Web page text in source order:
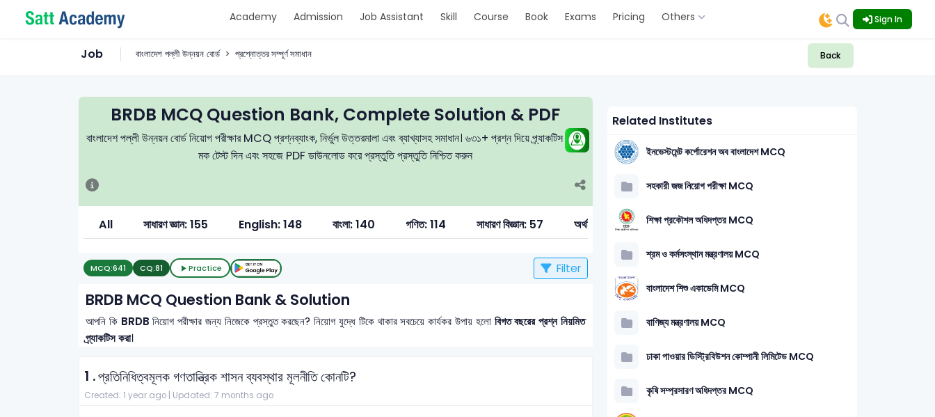
Academy Admission Job Assistant Skill Course Book Exams Pricing Others Sign In
Job বাংলাদেশ পল্লী উন্নয়ন বোর্ড প্রশ্নোত্তর সম্পূর্ণ সমাধান Back
BRDB MCQ Question Bank, Complete Solution & PDF
বাংলাদেশ পল্লী উন্নয়ন বোর্ড নিয়োগ পরীক্ষার MCQ প্রশ্নব্যাংক, নির্ভুল উত্তরমালা এবং ব্যাখ্যাসহ সমাধান। ৬৩১+ প্রশ্ন দিয়ে প্র্যাকটিস করুন,
মক টেস্ট দিন এবং সহজে PDF ডাউনলোড করে প্রস্তুতি প্রস্তুতি নিশ্চিত করুন
All সাধারণ জ্ঞান: 155 English: 148 বাংলা: 140 গণিত: 114 সাধারণ বিজ্ঞান: 57 অর্থনীতি: 20 ব্যবসায় শিক্ষা: 4 কম্পিউটার ও তথ্য প্রযুক্তি (Computer &
MCQ:641 CQ:81 Practice Filter
BRDB MCQ Question Bank & Solution
আপনি কি BRDB নিয়োগ পরীক্ষার জন্য নিজেকে প্রস্তুত করছেন? নিয়োগ যুদ্ধে টিকে থাকার সবচেয়ে কার্যকর উপায় হলো বিগত বছরের প্রশ্ন নিয়মিত
প্র্যাকটিস করা।
1 .প্রতিনিধিত্বমূলক গণতান্ত্রিক শাসন ব্যবস্থার মূলনীতি কোনটি?
Created: 1 year ago | Updated: 7 months ago
Related Institutes
ইনভেস্টমেন্ট কর্পোরেশন অব বাংলাদেশ MCQ
সহকারী জজ নিয়োগ পরীক্ষা MCQ
শিক্ষা প্রকৌশল অধিদপ্তর MCQ
শ্রম ও কর্মসংস্থান মন্ত্রণালয় MCQ
বাংলাদেশ শিশু একাডেমি MCQ
বাণিজ্য মন্ত্রণালয় MCQ
ঢাকা পাওয়ার ডিস্ট্রিবিউশন কোম্পানী লিমিটেড MCQ
কৃষি সম্প্রসারণ অধিদপ্তর MCQ